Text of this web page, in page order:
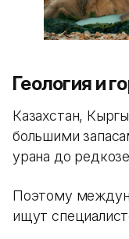
Геология и
Казахстан,
большими
урана до
Поэтому
ищут